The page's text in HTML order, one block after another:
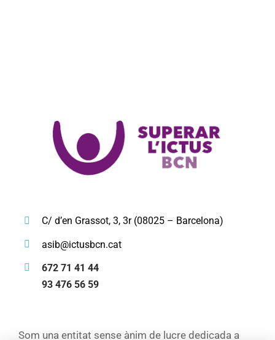
C/ d’en Grassot, 3, 3r (08025 – Barcelona)
asib@ictusbcn.cat
672 71 41 44
93 476 56 59
Som una entitat sense ànim de lucre dedicada a